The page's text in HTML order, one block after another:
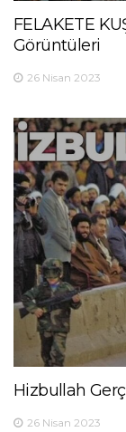
FELAKETE
Görüntüleri
26 Nisan 2023
Hizbullah
26 Nisan 2023